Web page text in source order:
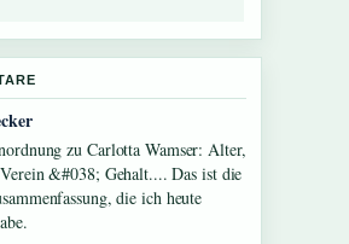
Sarto: Leben, Karriere und
– schaetze den ausgewogenen